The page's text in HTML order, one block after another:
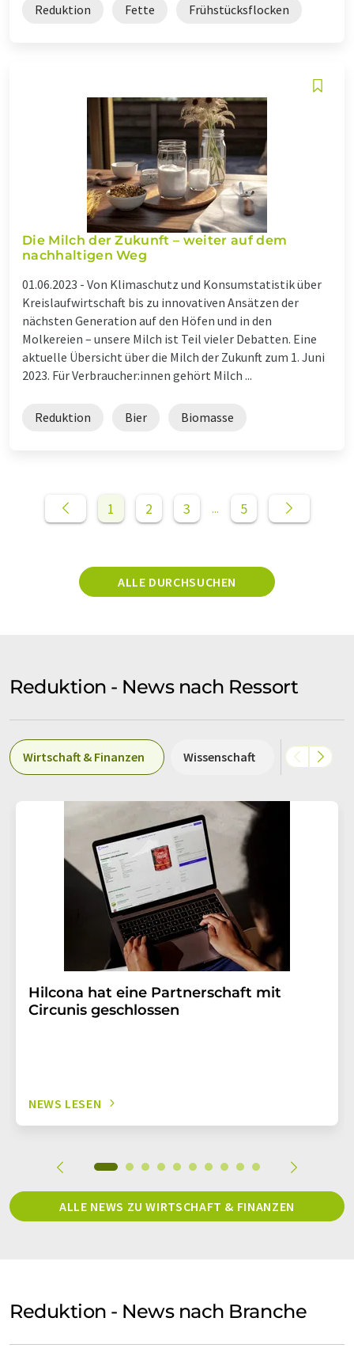
Reduktion Fette Frühstücksflocken
Die Milch der Zukunft – weiter auf dem
nachhaltigen Weg
01.06.2023 - Von Klimaschutz und Konsumstatistik über
Kreislaufwirtschaft bis zu innovativen Ansätzen der
nächsten Generation auf den Höfen und in den
Molkereien – unsere Milch ist Teil vieler Debatten. Eine
aktuelle Übersicht über die Milch der Zukunft zum 1. Juni
2023. Für Verbraucher:innen gehört Milch ...
Reduktion Bier Biomasse
1 2 3 ... 5
ALLE DURCHSUCHEN
Reduktion - News nach Ressort
Wirtschaft & Finanzen Wissenschaft Politik &
Hilcona hat eine Partnerschaft mit
Circunis geschlossen
NEWS LESEN
ALLE NEWS ZU WIRTSCHAFT & FINANZEN
Reduktion - News nach Branche